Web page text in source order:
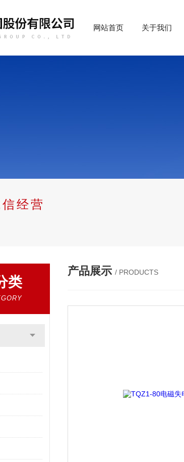
网站首页 关于我们
经营
类
产品展示 / PRODUCTS